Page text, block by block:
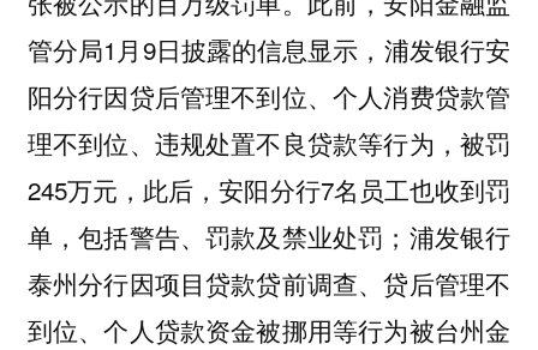
管分局1月9日披露的信息显示，浦发银行安
阳分行因贷后管理不到位、个人消费贷款管
理不到位、违规处置不良贷款等行为，被罚
245万元，此后，安阳分行7名员工也收到罚
单，包括警告、罚款及禁业处罚；浦发银行
泰州分行因项目贷款贷前调查、贷后管理不
到位、个人贷款资金被挪用等行为被台州金